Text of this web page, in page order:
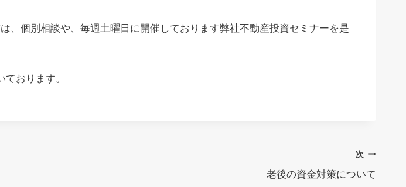
、個別相談や、毎週土曜日に開催しております弊社不動産投資セミナーを是
おります。
次
老後の資金対策について